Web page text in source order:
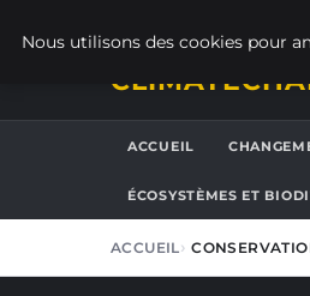
ACCUEIL
ÉCOSYSTÈMES ET
ACCUEIL
Nous utilisons des cookies pour